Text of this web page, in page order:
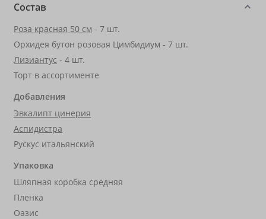
Состав
Роза красная 50 см - 7 шт.
Орхидея бутон розовая Цимбидиум - 7 шт.
Лизиантус - 4 шт.
Торт в ассортименте
Добавления
Эвкалипт цинерия
Аспидистра
Рускус итальянский
Упаковка
Шляпная коробка средняя
Пленка
Оазис